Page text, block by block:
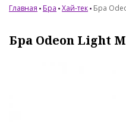
Главная Бра Хай-тек Бра
Бра Odeon Light